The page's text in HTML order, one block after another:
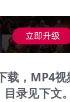
载，MP4视
录见下文。